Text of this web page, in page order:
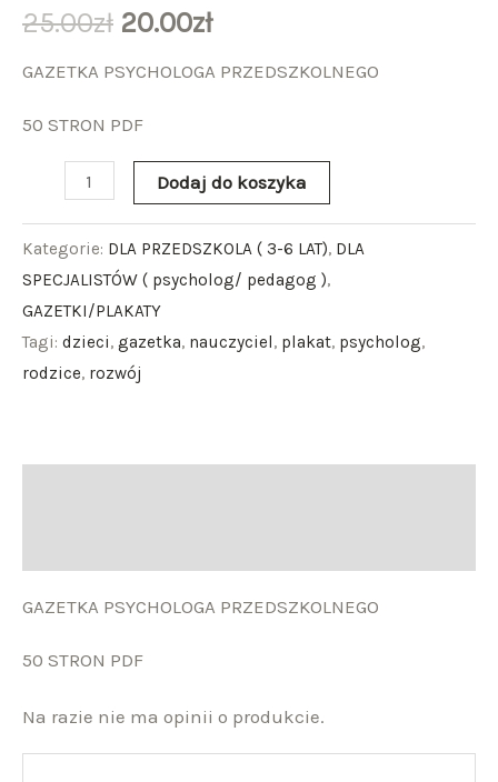
25.00zł 20.00zł
GAZETKA PSYCHOLOGA PRZEDSZKOLNEGO
50 STRON PDF
Dodaj do koszyka
Kategorie: DLA PRZEDSZKOLA ( 3-6 LAT), DLA
SPECJALISTÓW ( psycholog/ pedagog ),
GAZETKI/PLAKATY
Tagi: dzieci, gazetka, nauczyciel, plakat, psycholog,
rodzice, rozwój
GAZETKA PSYCHOLOGA PRZEDSZKOLNEGO
50 STRON PDF
Na razie nie ma opinii o produkcie.